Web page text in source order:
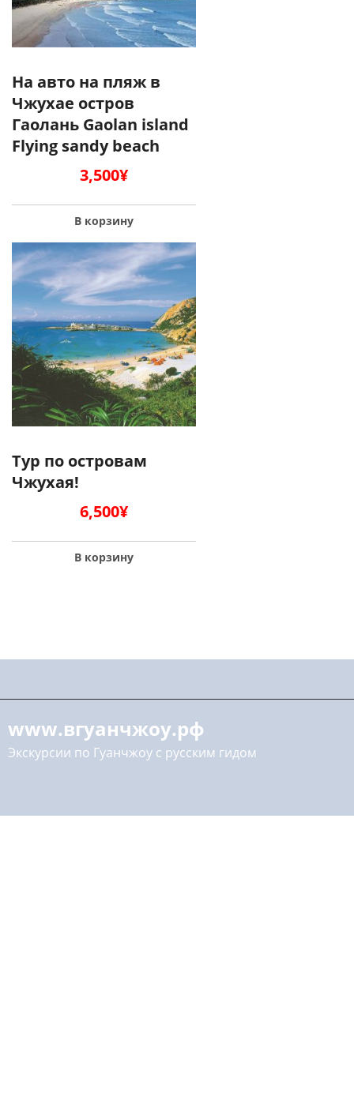
На авто на пляж в
Чжухае остров
Гаолань Gaolan island
Flying sandy beach
3,500¥
В корзину
Тур по островам
Чжухая!
6,500¥
В корзину
www.вгуанчжоу.рф
Экскурсии по Гуанчжоу с русским гидом